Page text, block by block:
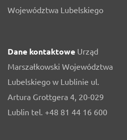
Województwa Lubelskiego
Dane kontaktowe Urząd
Marszałkowski Województwa
Lubelskiego w Lublinie ul.
Artura Grottgera 4, 20-029
Lublin tel. +48 81 44 16 600